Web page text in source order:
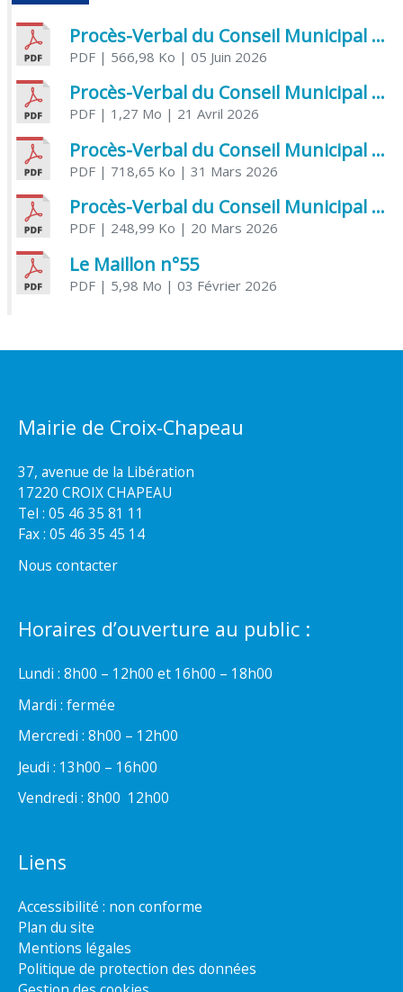
Procès-Verbal du Conseil Municipal du 5 juin 2026
PDF| 566,98 Ko | 05 Juin 2026
Procès-Verbal du Conseil Municipal du 21 avril 2026
PDF| 1,27 Mo | 21 Avril 2026
Procès-Verbal du Conseil Municipal du 31 mars 2026
PDF| 718,65 Ko | 31 Mars 2026
Procès-Verbal du Conseil Municipal du 20 mars 2026
PDF| 248,99 Ko | 20 Mars 2026
Le Maillon n°55
PDF| 5,98 Mo | 03 Février 2026
Mairie de Croix-Chapeau
37, avenue de la Libération
17220 CROIX CHAPEAU
Tel : 05 46 35 81 11
Fax : 05 46 35 45 14
Nous contacter
Horaires d’ouverture au public :
Lundi : 8h00 – 12h00 et 16h00 – 18h00
Mardi : fermée
Mercredi : 8h00 – 12h00
Jeudi : 13h00 – 16h00
Vendredi : 8h00  12h00
Liens
Accessibilité : non conforme
Plan du site
Mentions légales
Politique de protection des données